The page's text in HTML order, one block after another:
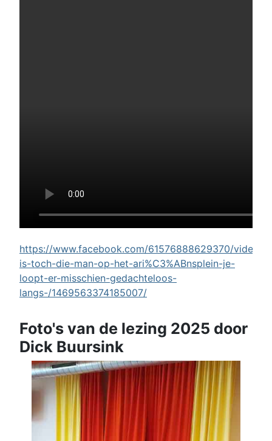
https://www.facebook.com/61576888629370/videos/
is-toch-die-man-op-het-ari%C3%ABnsplein-je-
loopt-er-misschien-gedachteloos-
langs-/1469563374185007/
Foto's van de lezing 2025 door
Dick Buursink